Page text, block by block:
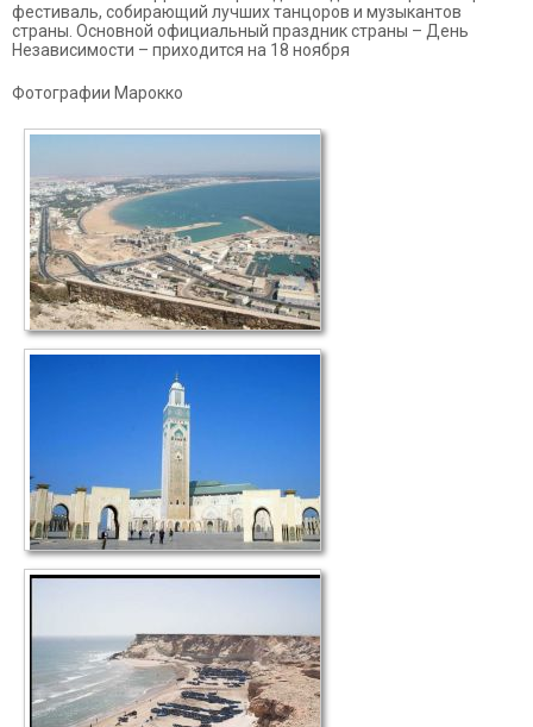
фестиваль, собирающий лучших танцоров и музыкантов
страны. Основной официальный праздник страны – День
Независимости – приходится на 18 ноября
Фотографии Марокко